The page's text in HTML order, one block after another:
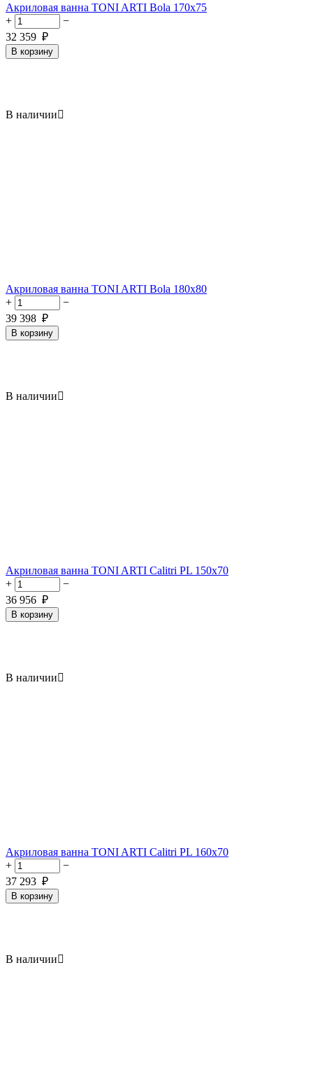
Акриловая ванна TONI ARTI Bola 170x75
+
−
32 359 ₽
В корзину
В наличии
Акриловая ванна TONI ARTI Bola 180x80
+
−
39 398 ₽
В корзину
В наличии
Акриловая ванна TONI ARTI Calitri PL 150x70
+
−
36 956 ₽
В корзину
В наличии
Акриловая ванна TONI ARTI Calitri PL 160x70
+
−
37 293 ₽
В корзину
В наличии